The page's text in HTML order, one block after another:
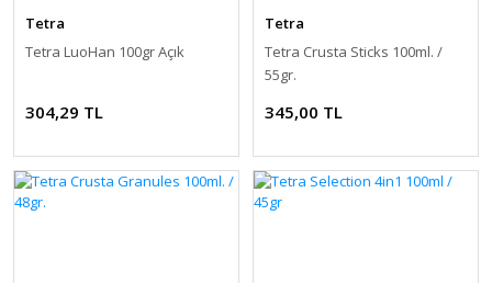
Tetra
Tetra LuoHan 100gr Açık
304,29 TL
Tetra
Tetra Crusta Sticks 100ml. /
55gr.
345,00 TL